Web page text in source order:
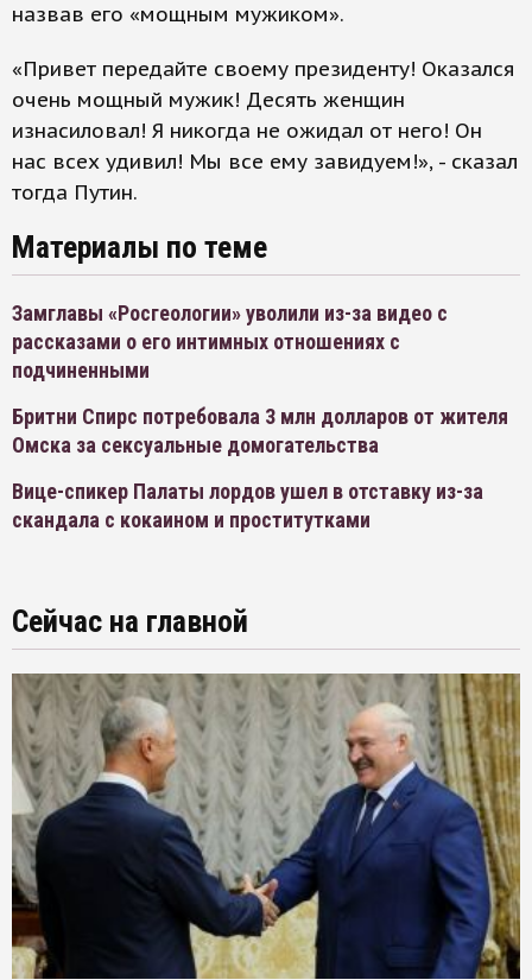
назвав его «мощным мужиком».
«Привет передайте своему президенту! Оказался
очень мощный мужик! Десять женщин
изнасиловал! Я никогда не ожидал от него! Он
нас всех удивил! Мы все ему завидуем!», - сказал
тогда Путин.
Материалы по теме
Замглавы «Росгеологии» уволили из-за видео с
рассказами о его интимных отношениях с
подчиненными
Бритни Спирс потребовала 3 млн долларов от жителя
Омска за сексуальные домогательства
Вице-спикер Палаты лордов ушел в отставку из-за
скандала с кокаином и проститутками
Сейчас на главной